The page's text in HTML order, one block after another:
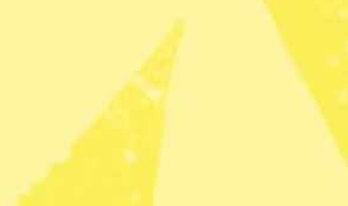
Kanske jobbar du som illustratör,
av de sakpolitiska frågor som vi